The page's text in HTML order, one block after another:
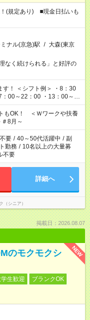
(規定あり) ■現金日払いも
ナル(京急)駅 / 大森(東京
なく続けられる」と好評の
00～22：00 ・13：00～
もOK！ ＜Ｗワークや扶養
8月～
要 / 40～50代活躍中 / 副
勤務 / 10名以上の大量募
不要
詳細へ
（シニア）
掲載日：2026.08.07
NEW
のモクモクシ
学生歓迎
ブランクOK